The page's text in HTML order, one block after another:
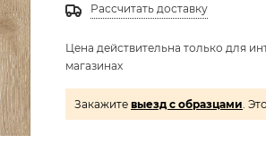
Рассчитать доставку
Цена действительна только для
магазинах
Закажите выезд с образцами .